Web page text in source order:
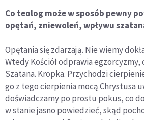
Co teolog może w sposób pewny
opętań, zniewoleń, wpływu
Opętania się zdarzają. Nie wiemy
Wtedy Kościół odprawia egzorcyzmy,
Szatana. Kropka. Przychodzi
go z tego cierpienia mocą Chrystusa
doświadczamy po prostu pokus, co
w stanie jasno powiedzieć, skąd